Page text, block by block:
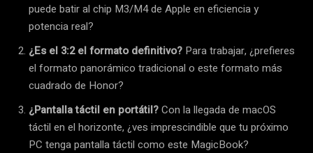
puede batir al chip M3/M4 de Apple en eficiencia y
potencia real?
¿Es el 3:2 el formato definitivo? Para trabajar, ¿prefieres
el formato panorámico tradicional o este formato más
cuadrado de Honor?
¿Pantalla táctil en portátil?Con la llegada de macOS
táctil en el horizonte, ¿ves imprescindible que tu próximo
PC tenga pantalla táctil como este MagicBook?